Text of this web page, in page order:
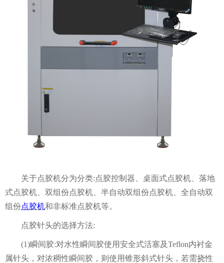
关于点胶机分为分类:点胶控制器 桌面式点胶机
落地
式点胶机
双组份点胶机 半自动双组份点胶机
全自动双
组份点胶机和非标准点胶机等。
点胶针头的选择方法:
(1)瞬间胶:对水性瞬间胶使用安全式活塞及Teflon内衬金
属针头，对浓稠性瞬间胶，则使用锥形斜式针头，若需挠性